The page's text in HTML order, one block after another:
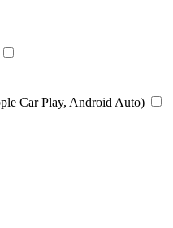
Car Play, Android Auto)